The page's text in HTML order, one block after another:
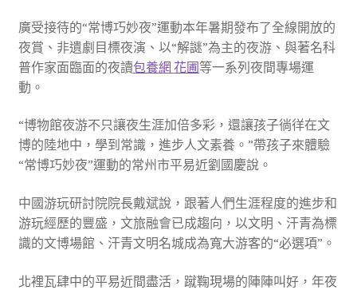
廣受接待的“常博巧妙夜”運動本年暑期發布了全線開放的
夜賞、非遺劇目標夜演、以“解謎”為主的夜游、與著名科
普作家面臨面的夜讀包養網 花圃等一系列夜間專場運
動。
“博物館夜游不只讓夜生涯加倍多彩，還讓孩子徜徉在文
博的陸地中，學到常識，進步人文素養。”帶孩子來體驗
“常博巧妙夜”運動的常州市平易近劉國慶說。
中國游玩研討院院長戴斌說，跟著人們生涯程度的進步和
游玩經歷的豐盛，文旅融會已成趨向，以文明、汗青為標
識的文博場館、汗青文明名城成為寬大游客的“必選項”。
北裡瓦肆中的平易近間盡活，蹴鞠現場的陣陣叫好，年夜